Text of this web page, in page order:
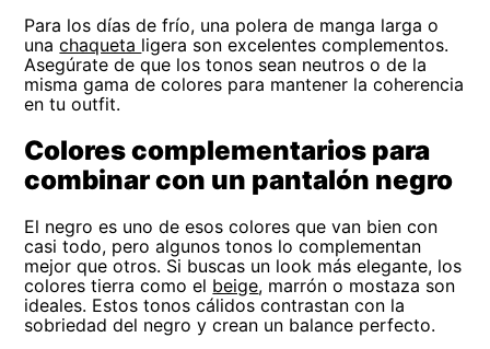
Para los días de frío, una polera de manga larga o
unachaqueta ligera son excelentes complementos.
Asegúrate de que los tonos sean neutros o de la
misma gama de colores para mantener la coherencia
en tu outfit.
Colores complementarios para
combinar con un pantalón negro
El negro es uno de esos colores que van bien con
casi todo, pero algunos tonos lo complementan
mejor que otros. Si buscas un look más elegante, los
colores tierra como el beige, marrón o mostaza son
ideales. Estos tonos cálidos contrastan con la
sobriedad del negro y crean un balance perfecto.